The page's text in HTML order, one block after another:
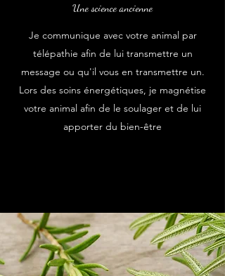
Une science ancienne
Je communique avec votre animal par
télépathie afin de lui transmettre un
message ou qu'il vous en transmettre un.
Lors des soins énergétiques, je magnétise
votre animal afin de le soulager et de lui
apporter du bien-être